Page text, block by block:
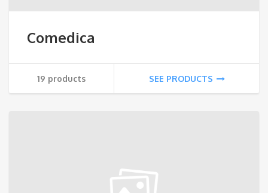
Comedica
19 products SEE PRODUCTS